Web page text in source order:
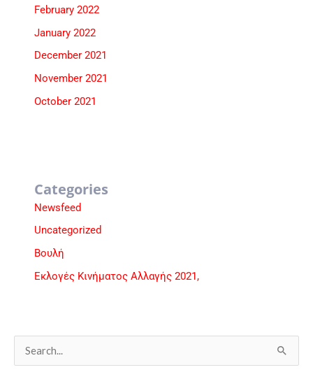
February 2022
January 2022
December 2021
November 2021
October 2021
Categories
Newsfeed
Uncategorized
Βουλή
Εκλογές Κινήματος Αλλαγής 2021,